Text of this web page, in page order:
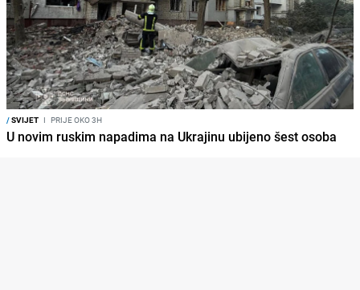
/SVIJET I PRIJE OKO 3H
U novim ruskim napadima na Ukrajinu ubijeno šest osoba